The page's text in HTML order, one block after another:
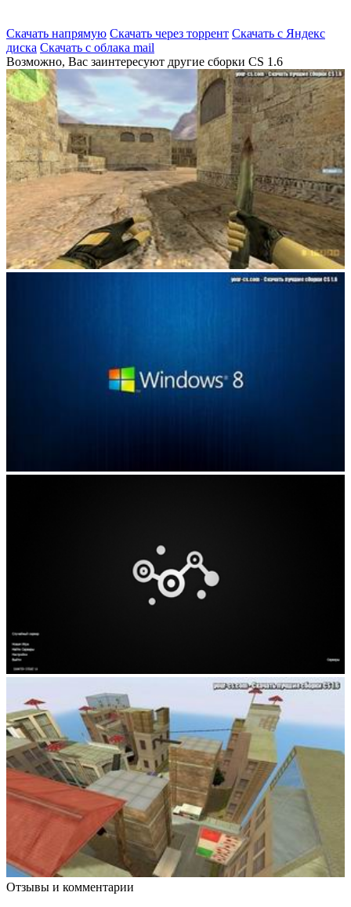
Скачать напрямую Скачать через торрент Скачать с Яндекс
диска Скачать с облака mail
Возможно, Вас заинтересуют другие сборки CS 1.6
Отзывы и комментарии